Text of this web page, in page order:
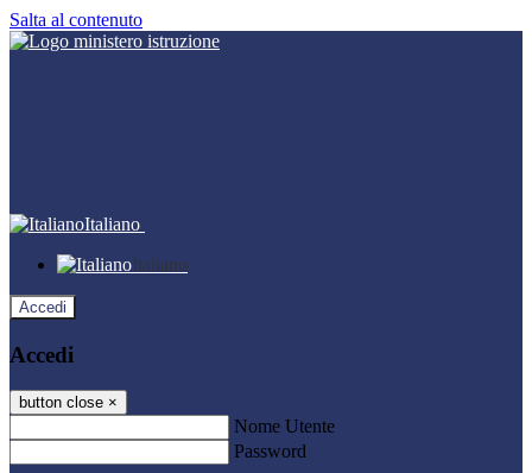
Salta al contenuto
Italiano
Italiano
Accedi
Accedi
button close ×
Nome Utente
Password